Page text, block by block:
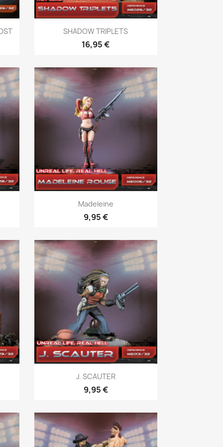
Vista rápida
SHADOW TRIPLETS
16,95 €
Vista rápida
Madeleine
9,95 €
Vista rápida
J. SCAUTER
9,95 €